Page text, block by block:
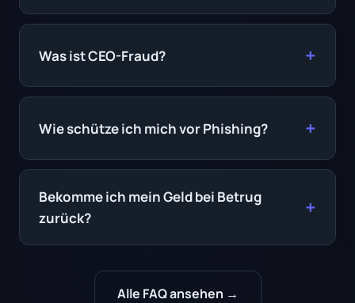
Was ist CEO-Fraud?
Wie schütze ich mich vor Phishing?
Bekomme ich mein Geld bei Betrug
zurück?
Alle FAQ ansehen →